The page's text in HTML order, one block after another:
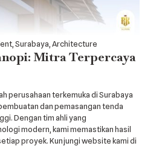
Surabaya, Architecture
Mitra Terpercaya
perusahaan terkemuka di Surabaya
dan pemasangan tenda
Dengan tim ahli yang
modern, kami memastikan hasil
proyek. Kunjungi website kami di